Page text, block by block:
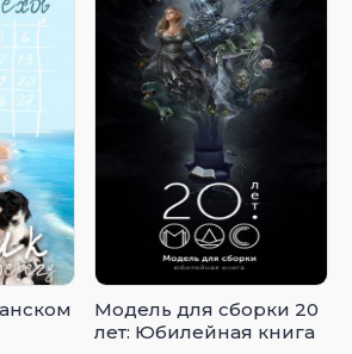
Модель для сборки 20
лет: Юбилейная книга